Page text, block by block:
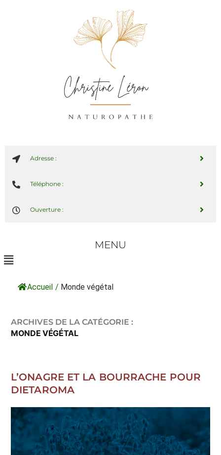
Adresse :
Téléphone :
Ouverture :
MENU
Accueil / Monde végétal
ARCHIVES DE LA CATÉGORIE :
MONDE VÉGÉTAL
L’ONAGRE ET LA BOURRACHE POUR
DIETAROMA